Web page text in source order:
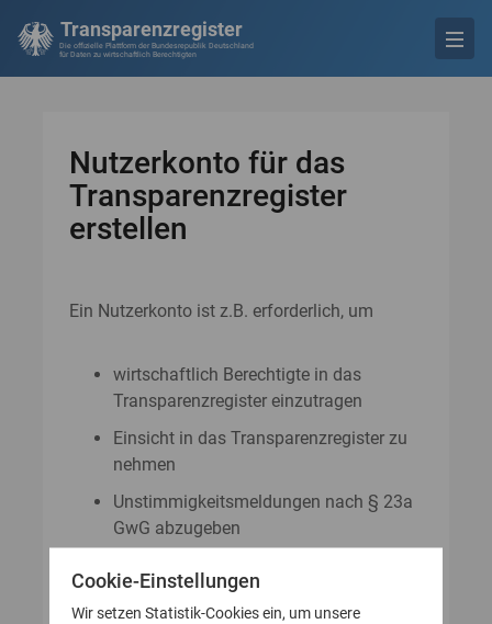
Transparenzregister
Die offizielle Plattform der Bundesrepublik Deutschland
für Daten zu wirtschaftlich Berechtigten
Nutzerkonto für das
Transparenzregister
erstellen
Ein Nutzerkonto ist z.B. erforderlich, um
wirtschaftlich Berechtigte in das
Transparenzregister einzutragen
Einsicht in das Transparenzregister zu
nehmen
Unstimmigkeitsmeldungen nach § 23a
GwG abzugeben
GwG zu stellen
Cookie-Einstellungen
Wir setzen Statistik-Cookies ein, um unsere